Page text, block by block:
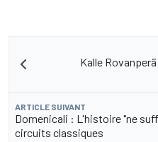
Kalle
ARTICLE SUIVANT
Domenicali : L'histoire "ne
circuits classiques